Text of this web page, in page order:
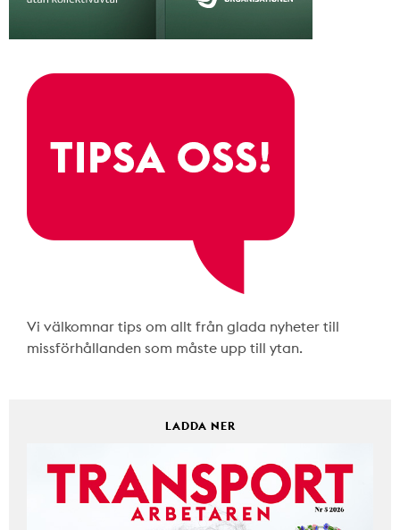
Vi välkomnar tips om allt från glada nyheter till
missförhållanden som måste upp till ytan.
LADDA NER